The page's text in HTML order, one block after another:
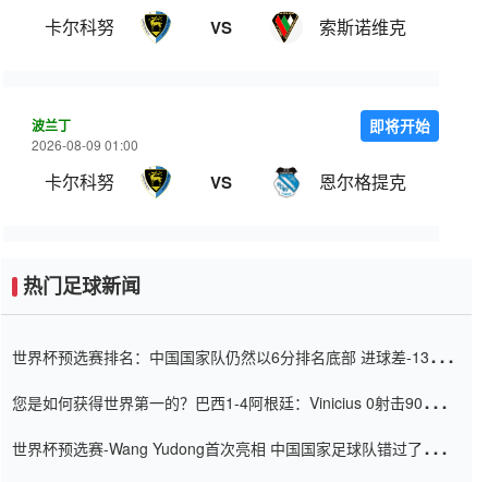
卡尔科努 VS 索斯诺维克
波兰丁
2026-08-09 01:00
卡尔科努 VS 恩尔格提克
即将开始
热门足球新闻
世界杯预选赛排名：中国国家队仍然以6分排名底部 进球差-13令人
您是如何获得世界第一的？巴西1-4阿根廷：Vinicius 0射击90分钟
世界杯预选赛-Wang Yudong首次亮相 中国国家足球队错过了世界